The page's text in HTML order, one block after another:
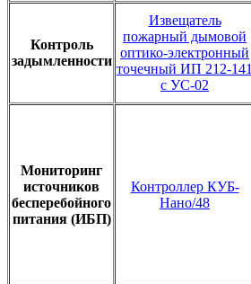
Контроль
задымленности
Извещатель
пожарный дымовой
оптико-электронный
точечный ИП 212-141
с УС-02
Мониторинг
источников
бесперебойного
питания (ИБП)
Контроллер КУБ-
Нано/48